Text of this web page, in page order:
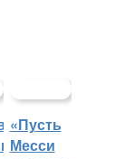
«Пусть
Месси